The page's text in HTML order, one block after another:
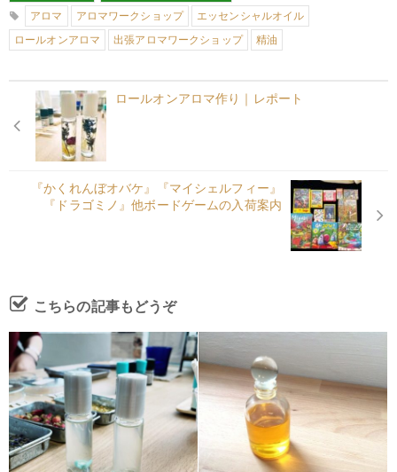
アロマ
アロマワークショップ
エッセンシャルオイル
ロールオンアロマ
出張アロマワークショップ 精油
ロールオンアロマ作り｜レポート
『かくれんぼオバケ』『マイシェルフィー』
『ドラゴミノ』他ボードゲームの入荷案内
こちらの記事もどうぞ